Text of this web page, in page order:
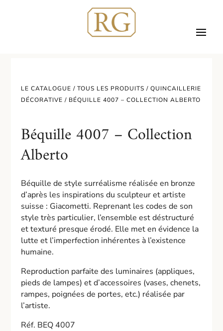
LE CATALOGUE /TOUS LES PRODUITS /QUINCAILLERIE
DÉCORATIVE / BÉQUILLE 4007 – COLLECTION ALBERTO
Béquille 4007 – Collection
Alberto
Béquille de style surréalisme réalisée en bronze
d’après les inspirations du sculpteur et artiste
suisse : Giacometti. Reprenant les codes de son
style très particulier, l’ensemble est déstructuré
et texturé presque érodé. Elle met en évidence la
lutte et l’imperfection inhérentes à l’existence
humaine.
Reproduction parfaite des luminaires (appliques,
pieds de lampes) et d’accessoires (vases, chenets,
rampes, poignées de portes, etc.) réalisée par
l’artiste.
Réf. BEQ 4007